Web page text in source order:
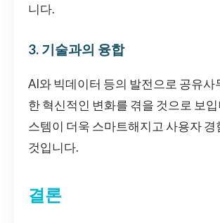
니다.
3. 기술과의 융합
AI와 빅데이터 등의 발전으로 공유사
한 혁신적인 변화를 겪을 것으로 보
스템이 더욱 스마트해지고 사용자 경
것입니다.
결론